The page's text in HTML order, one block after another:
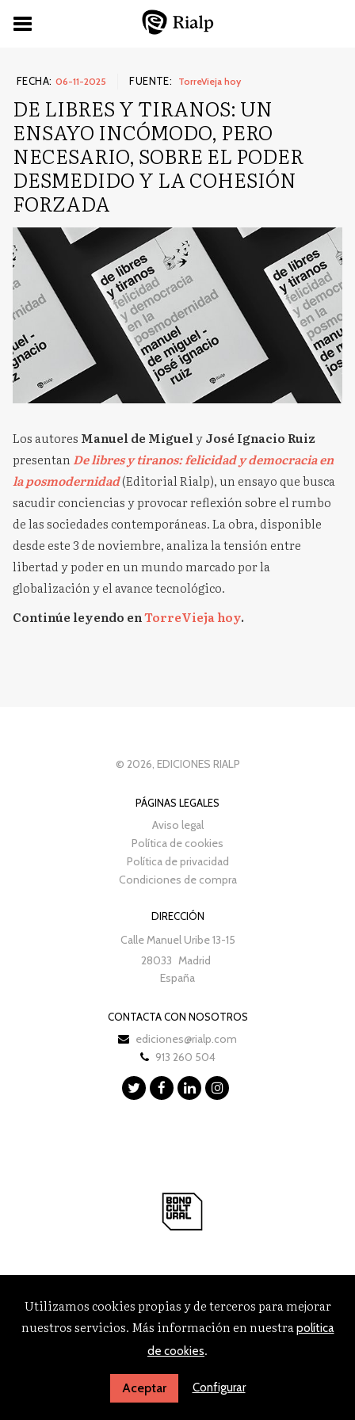
FECHA: 06-11-2025 FUENTE: TorreVieja hoy
DE LIBRES Y TIRANOS: UN
ENSAYO INCÓMODO, PERO
NECESARIO, SOBRE EL PODER
DESMEDIDO Y LA COHESIÓN
FORZADA
Los autores Manuel de MiguelyJosé Ignacio Ruiz
presentan De libres y tiranos: felicidad y democracia en
la posmodernidad(Editorial Rialp), un ensayo que busca
sacudir conciencias y provocar reflexión sobre el rumbo
de las sociedades contemporáneas. La obra, disponible
desde este 3 de noviembre, analiza la tensión entre
libertad y poder en un mundo marcado por la
globalización y el avance tecnológico.
Continúe leyendo enTorreVieja hoy.
© 2026, EDICIONES RIALP
PÁGINAS LEGALES
Aviso legal
Política de cookies
Política de privacidad
Condiciones de compra
DIRECCIÓN
Calle Manuel Uribe 13-15
28033 Madrid
España
CONTACTA CON NOSOTROS
ediciones@rialp.com
913 260 504
Utilizamos cookies propias y de terceros para mejorar
nuestros servicios. Más información en nuestrapolítica
de cookies.
Aceptar Configurar